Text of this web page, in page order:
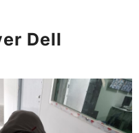
Dell